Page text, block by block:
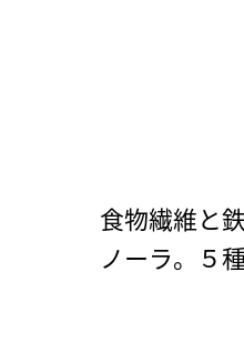
食物繊維と
ノーラ。５